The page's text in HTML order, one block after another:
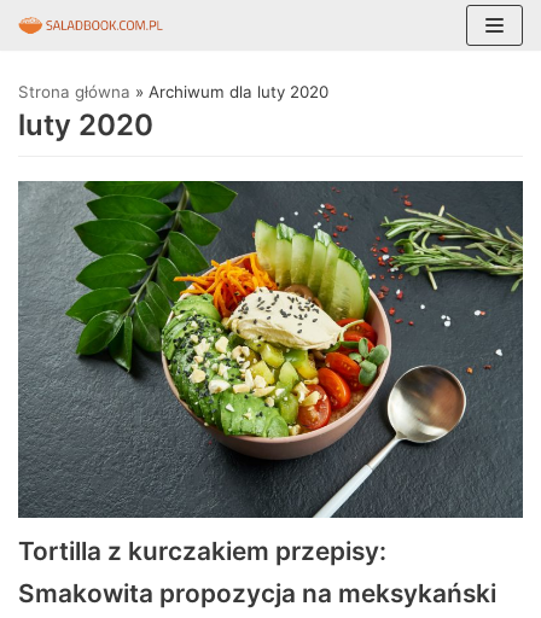
do
treści
Strona główna » Archiwum dla luty 2020
luty 2020
Tortilla z kurczakiem przepisy:
Smakowita propozycja na meksykański